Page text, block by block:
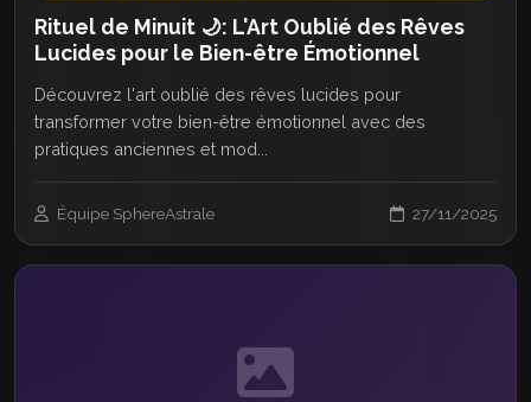
Rituel de Minuit 🌙: L'Art Oublié des Rêves
Lucides pour le Bien-être Émotionnel
Découvrez l'art oublié des rêves lucides pour
transformer votre bien-être émotionnel avec des
pratiques anciennes et mod...
Équipe SphereAstrale 27/11/2025